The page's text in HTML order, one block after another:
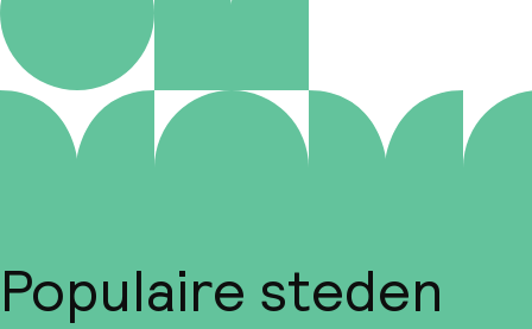
Populaire steden